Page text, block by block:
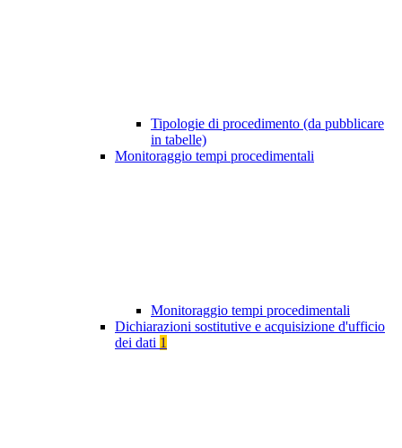
Tipologie di procedimento (da pubblicare
in tabelle)
Monitoraggio tempi procedimentali
Monitoraggio tempi procedimentali
Dichiarazioni sostitutive e acquisizione d'ufficio
dei dati 1